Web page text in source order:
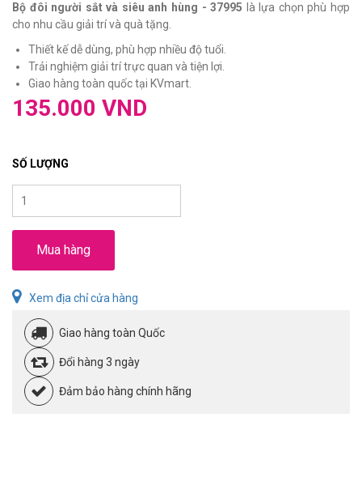
Bộ đôi người sắt và siêu anh hùng - 37995 là lựa chọn phù hợp
cho nhu cầu giải trí và quà tặng.
Thiết kế dễ dùng, phù hợp nhiều độ tuổi.
Trải nghiệm giải trí trực quan và tiện lợi.
Giao hàng toàn quốc tại KVmart.
135.000 VND
SỐ LƯỢNG
Mua hàng
Xem địa chỉ cửa hàng
Giao hàng toàn Quốc
Đổi hàng 3 ngày
Đảm bảo hàng chính hãng